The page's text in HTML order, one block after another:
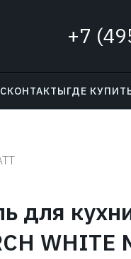
+7
КОНТАКТЫГДЕ
для
WHITE